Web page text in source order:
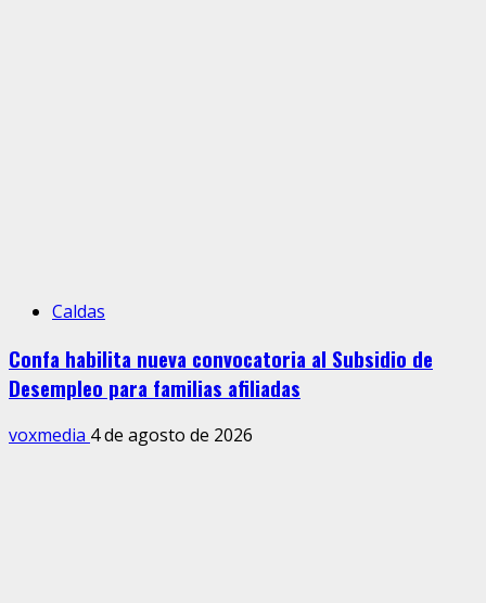
Caldas
Confa habilita nueva convocatoria al Subsidio de
Desempleo para familias afiliadas
voxmedia 4 de agosto de 2026